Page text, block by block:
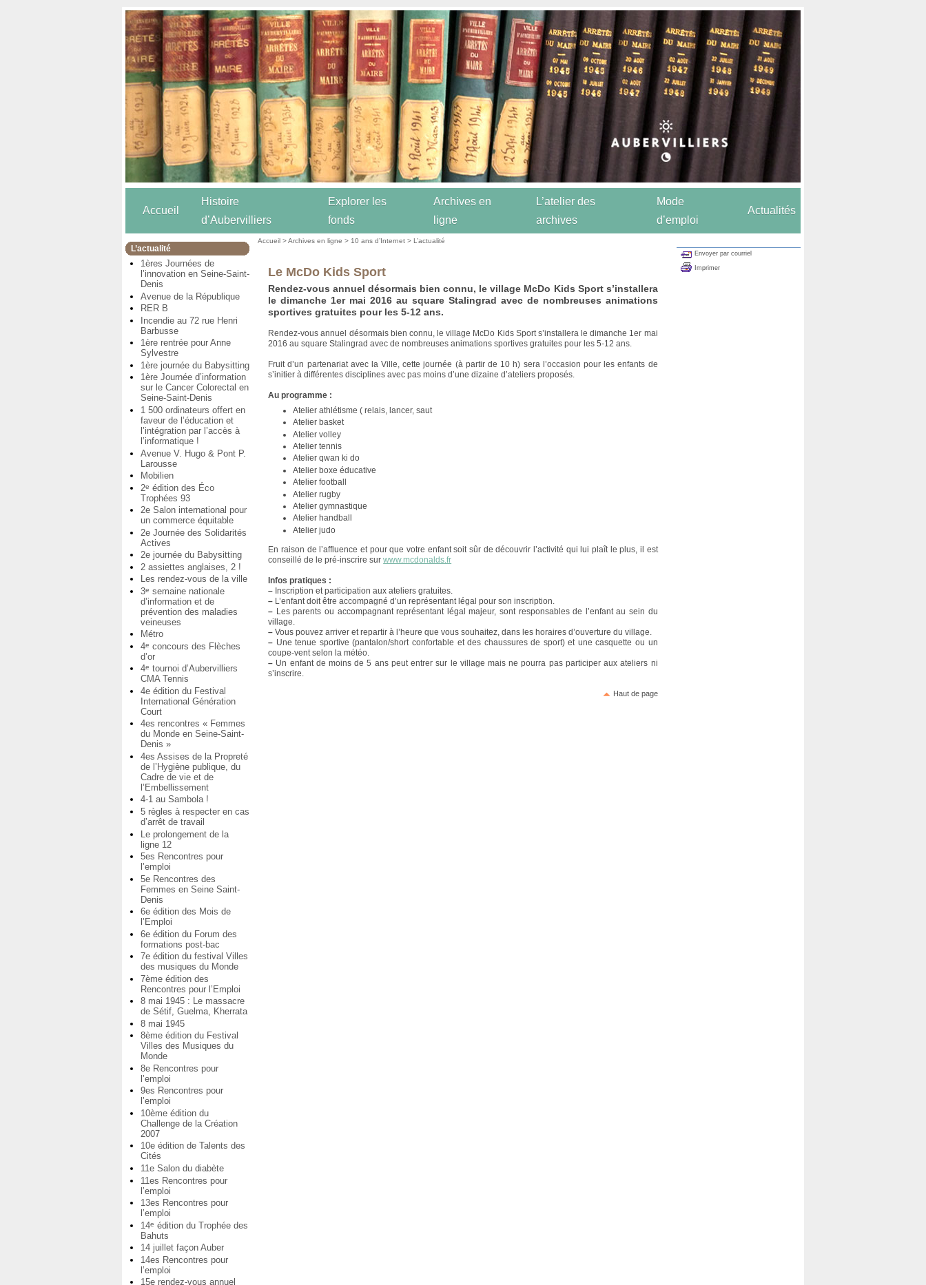
Accueil
Histoire
d’Aubervilliers
Explorer les
fonds
Archives en
ligne
L’atelier des
archives
Mode
d’emploi
Actualités
L’actualité
1ères Journées de
l’innovation en Seine-Saint-
Denis
Avenue de la République
RER B
Incendie au 72 rue Henri
Barbusse
1ère rentrée pour Anne
Sylvestre
1ère journée du Babysitting
1ère Journée d’information
sur le Cancer Colorectal en
Seine-Saint-Denis
1 500 ordinateurs offert en
faveur de l’éducation et
l’intégration par l’accès à
l’informatique !
Avenue V. Hugo & Pont P.
Larousse
Mobilien
2e édition des Éco
Trophées 93
2e Salon international pour
un commerce équitable
2e Journée des Solidarités
Actives
2e journée du Babysitting
2 assiettes anglaises, 2 !
Les rendez-vous de la ville
3e semaine nationale
d’information et de
prévention des maladies
veineuses
Métro
4e concours des Flèches
d’or
4e tournoi d’Aubervilliers
CMA Tennis
4e édition du Festival
International Génération
Court
4es rencontres « Femmes
du Monde en Seine-Saint-
Denis »
4es Assises de la Propreté
de l’Hygiène publique, du
Cadre de vie et de
l’Embellissement
4-1 au Sambola !
5 règles à respecter en cas
d’arrêt de travail
Le prolongement de la
ligne 12
5es Rencontres pour
l’emploi
5e Rencontres des
Femmes en Seine Saint-
Denis
6e édition des Mois de
l’Emploi
6e édition du Forum des
formations post-bac
7e édition du festival Villes
des musiques du Monde
7ème édition des
Rencontres pour l’Emploi
8 mai 1945 : Le massacre
de Sétif, Guelma, Kherrata
8 mai 1945
8ème édition du Festival
Villes des Musiques du
Monde
8e Rencontres pour
l’emploi
9es Rencontres pour
l’emploi
10ème édition du
Challenge de la Création
2007
10e édition de Talents des
Cités
11e Salon du diabète
11es Rencontres pour
l’emploi
13es Rencontres pour
l’emploi
14e édition du Trophée des
Bahuts
14 juillet façon Auber
14es Rencontres pour
l’emploi
15e rendez-vous annuel
Accueil >Archives en ligne > 10 ans d’Internet >L’actualité
Le McDo Kids Sport
Rendez-vous annuel désormais bien connu, le village McDo Kids Sport s’installera
le dimanche 1er mai 2016 au square Stalingrad avec de nombreuses animations
sportives gratuites pour les 5-12 ans.
Rendez-vous annuel désormais bien connu, le village McDo Kids Sport s’installera le dimanche 1er mai
2016 au square Stalingrad avec de nombreuses animations sportives gratuites pour les 5-12 ans.
Fruit d’un partenariat avec la Ville, cette journée (à partir de 10 h) sera l’occasion pour les enfants de
s’initier à différentes disciplines avec pas moins d’une dizaine d’ateliers proposés.
Au programme :
Atelier athlétisme ( relais, lancer, saut
Atelier basket
Atelier volley
Atelier tennis
Atelier qwan ki do
Atelier boxe éducative
Atelier football
Atelier rugby
Atelier gymnastique
Atelier handball
Atelier judo
En raison de l’affluence et pour que votre enfant soit sûr de découvrir l’activité qui lui plaît le plus, il est
conseillé de le pré-inscrire surwww.mcdonalds.fr
Infos pratiques :
– Inscription et participation aux ateliers gratuites.
– L’enfant doit être accompagné d’un représentant légal pour son inscription.
– Les parents ou accompagnant représentant légal majeur, sont responsables de l’enfant au sein du
village.
– Vous pouvez arriver et repartir à l’heure que vous souhaitez, dans les horaires d’ouverture du village.
– Une tenue sportive (pantalon/short confortable et des chaussures de sport) et une casquette ou un
coupe-vent selon la météo.
– Un enfant de moins de 5 ans peut entrer sur le village mais ne pourra pas participer aux ateliers ni
s’inscrire.
Haut de page
Envoyer par courriel
Imprimer